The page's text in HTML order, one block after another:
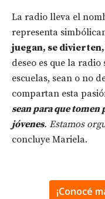
La radio lleva el
representa
juegan, se
deseo es que la
escuelas, sean o no
compartan esta
sean para que tomen
jóvenes. Estamos
concluye Mariela.
¡Conocé